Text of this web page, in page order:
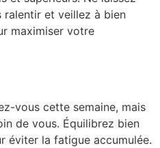
et veillez à bien
maximiser votre
vous cette semaine, mais
de vous. Équilibrez bien
éviter la fatigue accumulée.